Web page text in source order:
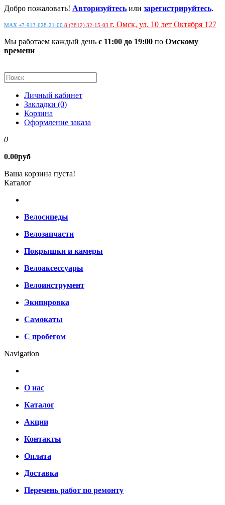
Добро пожаловать! Авторизуйтесь или зарегистрируйтесь.
MAX +7-913-628-21-00 8 (3812) 32-15-03 г. Омск, ул. 10 лет Октября 127
Мы работаем каждый день с 11:00 до 19:00 по Омскому
времени
Личный кабинет
Закладки (0)
Корзина
Оформление заказа
0
0.00руб
Ваша корзина пуста!
Каталог
Велосипеды
Велозапчасти
Покрышки и камеры
Велоаксессуары
Велоинструмент
Экипировка
Самокаты
С пробегом
Navigation
О нас
Каталог
Акции
Контакты
Оплата
Доставка
Перечень работ по ремонту